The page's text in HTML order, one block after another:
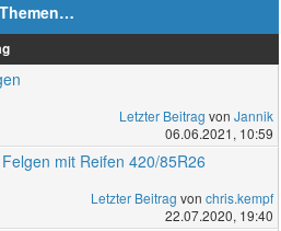
Letzter Beitrag von Jannik
06.06.2021, 10:59
mit Reifen 420/85R26
Letzter Beitrag von chris.kempf
22.07.2020, 19:40